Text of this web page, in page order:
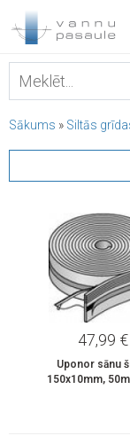
Sākums » Siltās
47,99 €
Uponor sānu
150x10mm,